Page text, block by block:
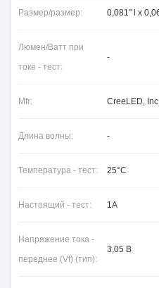
Размер/размер: 0,081" l x
Люмен/Ватт при
токе - тест:
-
Mfr: CreeLED,
Длина волны: -
Температура - тест: 25°C
Настоящий - тест: 1A
Напряжение тока -
переднее (Vf) (тип):
3,05 В